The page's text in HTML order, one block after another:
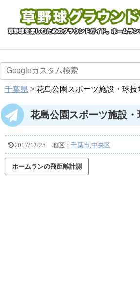
千葉県 > 花島公園スポーツ施設・球技
花島公園スポーツ施設・
2017/12/25 地区： 千葉市,中央区